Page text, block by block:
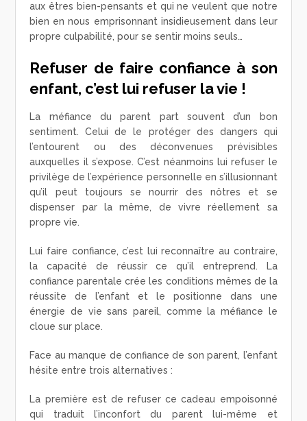
aux êtres bien-pensants et qui ne veulent que notre
bien en nous emprisonnant insidieusement dans leur
propre culpabilité, pour se sentir moins seuls…
Refuser de faire confiance à son
enfant, c’est lui refuser la vie !
La méfiance du parent part souvent d’un bon
sentiment. Celui de le protéger des dangers qui
l’entourent ou des déconvenues prévisibles
auxquelles il s’expose. C’est néanmoins lui refuser le
privilège de l’expérience personnelle en s’illusionnant
qu’il peut toujours se nourrir des nôtres et se
dispenser par la même, de vivre réellement sa
propre vie.
Lui faire confiance, c’est lui reconnaître au contraire,
la capacité de réussir ce qu’il entreprend. La
confiance parentale crée les conditions mêmes de la
réussite de l’enfant et le positionne dans une
énergie de vie sans pareil, comme la méfiance le
cloue sur place.
Face au manque de confiance de son parent, l’enfant
hésite entre trois alternatives :
La première est de refuser ce cadeau empoisonné
qui traduit l’inconfort du parent lui-même et